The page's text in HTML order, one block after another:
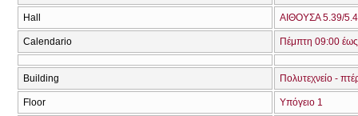
Hall ΑΙΘΟΥΣΑ 5.39/
Calendario Πέμπτη 09:00
Building Πολυτεχνείο -
Floor Υπόγειο 1